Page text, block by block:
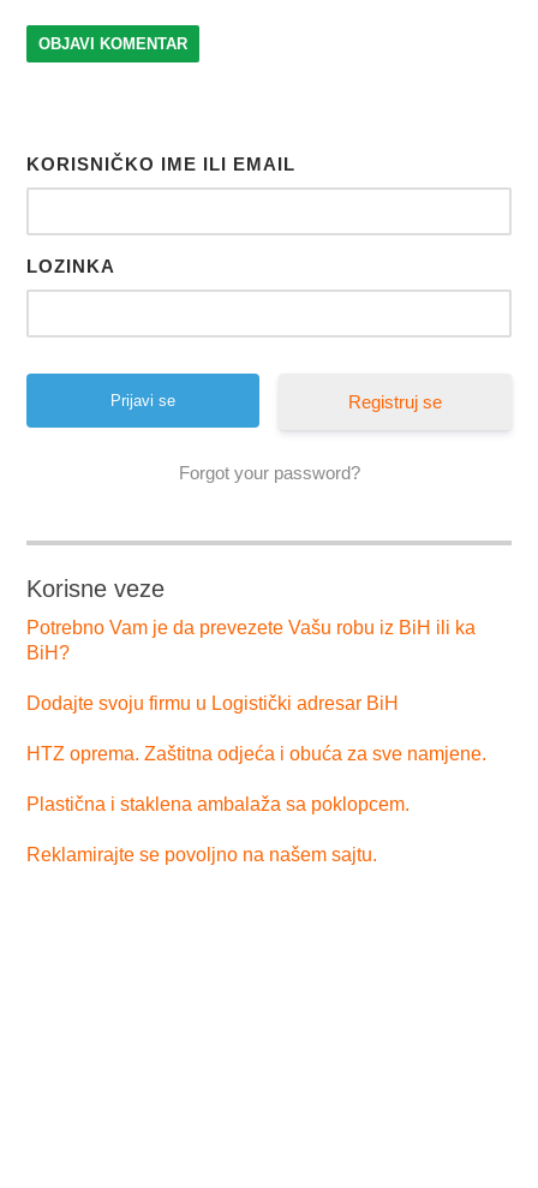
KORISNIČKO IME ILI EMAIL
LOZINKA
Registruj se
Forgot your password?
Korisne veze
Potrebno Vam je da prevezete Vašu robu iz BiH ili ka
BiH?
Dodajte svoju firmu u Logistički adresar BiH
HTZ oprema. Zaštitna odjeća i obuća za sve namjene.
Plastična i staklena ambalaža sa poklopcem.
Reklamirajte se povoljno na našem sajtu.